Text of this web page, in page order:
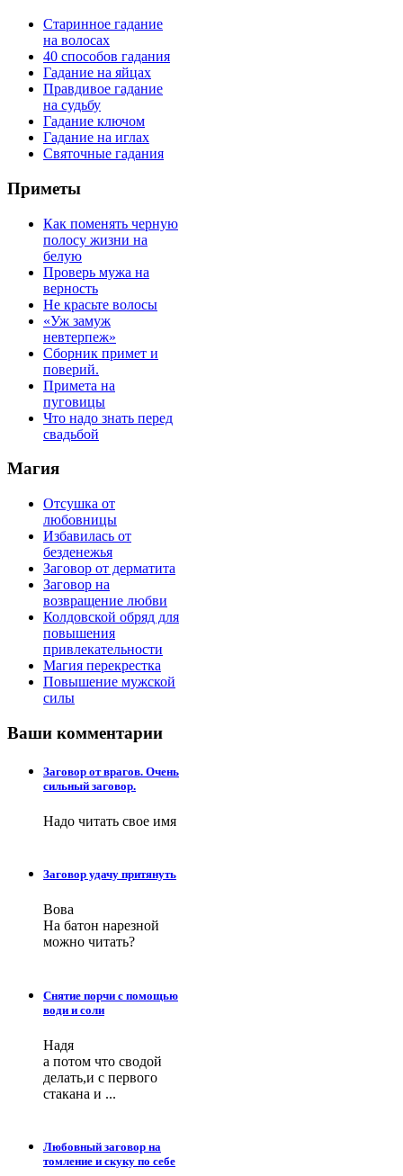
Старинное гадание
на волосах
40 способов гадания
Гадание на яйцах
Правдивое гадание
на судьбу
Гадание ключом
Гадание на иглах
Святочные гадания
Приметы
Как поменять черную
полосу жизни на
белую
Проверь мужа на
верность
Не красьте волосы
«Уж замуж
невтерпеж»
Сборник примет и
поверий.
Примета на
пуговицы
Что надо знать перед
свадьбой
Магия
Отсушка от
любовницы
Избавилась от
безденежья
Заговор от дерматита
Заговор на
возвращение любви
Колдовской обряд для
повышения
привлекательности
Магия перекрестка
Повышение мужской
силы
Ваши комментарии
Заговор от врагов. Очень
сильный заговор.
Надо читать свое имя
Заговор удачу притянуть
Вова
На батон нарезной
можно читать?
Снятие порчи с помощью
води и соли
Надя
а потом что сводой
делать,и с первого
стакана и ...
Любовный заговор на
томление и скуку по себе